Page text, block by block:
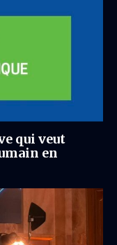
qui veut
en